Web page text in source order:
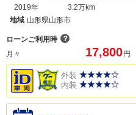
2019年
3.2万km
地域 山形県山形市
ローンご利用時 ？
月々
17,800円
外装
内装